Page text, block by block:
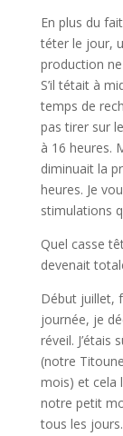
En plus du
téter le jour,
production
S’il tétait à
temps de
pas tirer sur
à 16 heures.
diminuait la
heures. Je
stimulations
Quel casse
devenait
Début juillet,
journée, je
réveil. J’étais
(notre
mois) et cela
notre petit
tous les jours.